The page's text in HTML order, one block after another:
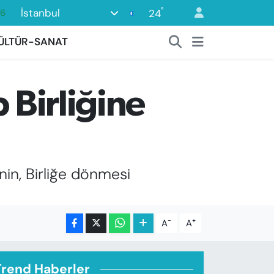
İstanbul 24°
SANAT
Birliğine
Birliğe dönmesi
A- A+
Haberler